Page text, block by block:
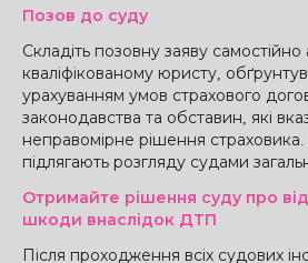
Позов до суду
Складіть позовну заяву
кваліфікованому юристу,
урахуванням умов страхового
законодавства та обставин, які
неправомірне рішення
підлягають розгляду судами
Отримайте рішення суду про
шкоди внаслідок ДТП
Після проходження всіх судових